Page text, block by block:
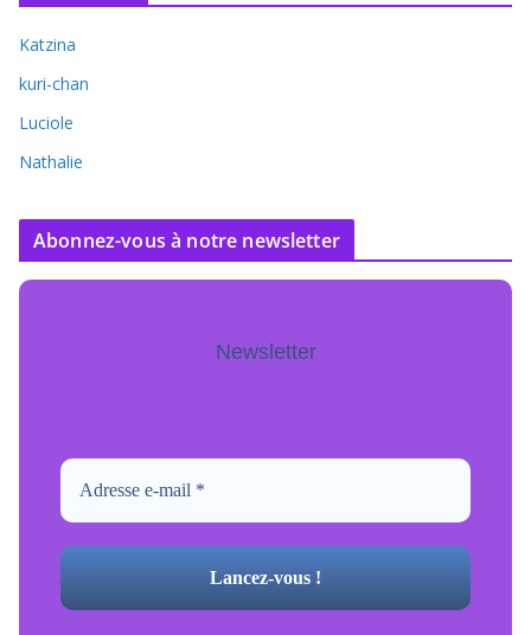
Katzina
kuri-chan
Luciole
Nathalie
Abonnez-vous à notre newsletter
Newsletter